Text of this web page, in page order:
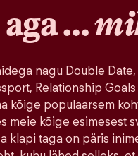
…
nagu Double Date,
Relationship
kõige populaarsem
meie kõige esimesest
klapi taga on päris